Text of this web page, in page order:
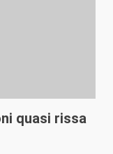
quasi rissa